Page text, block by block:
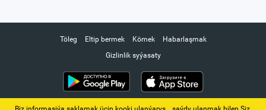
Töleg Eltip bermek Kömek
Habarlaşmak
Gizlinlik syýasaty